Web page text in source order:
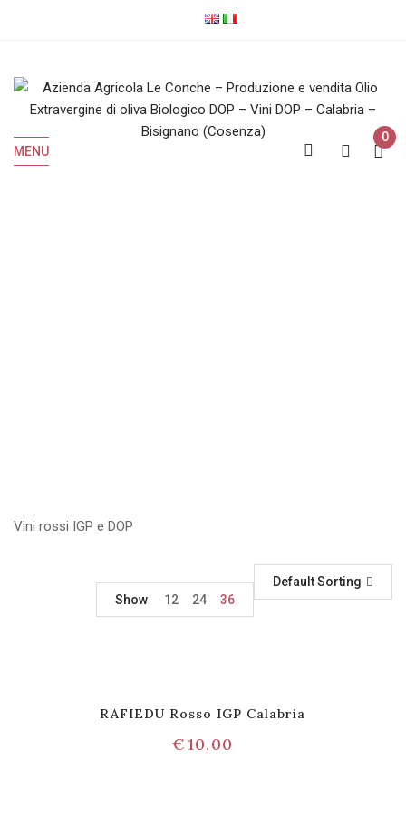
MENU
0
Vini rossi IGP e DOP
Default Sorting
Show
12 24 36
RAFIEDU Rosso IGP Calabria
€10,00